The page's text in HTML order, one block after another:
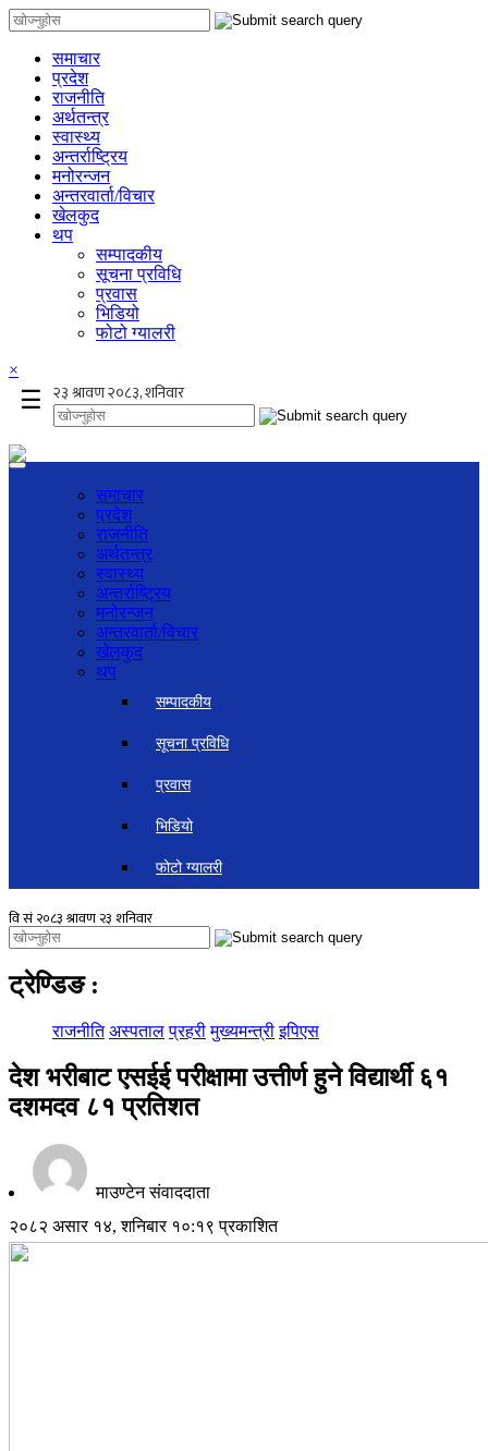
समाचार
प्रदेश
राजनीति
अर्थतन्त्र
स्वास्थ्य
अन्तर्राष्ट्रिय
मनोरन्जन
अन्तरवार्ता/विचार
खेलकुद
थप
सम्पादकीय
सूचना प्रविधि
प्रवास
भिडियो
फोटो ग्यालरी
×
☰
समाचार
प्रदेश
राजनीति
अर्थतन्त्र
स्वास्थ्य
अन्तर्राष्ट्रिय
मनोरन्जन
अन्तरवार्ता/विचार
खेलकुद
थप
सम्पादकीय
सूचना प्रविधि
प्रवास
भिडियो
फोटो ग्यालरी
ट्रेण्डिङ :
राजनीति अस्पताल प्रहरी मुख्यमन्त्री इपिएस
देश भरीबाट एसईई परीक्षामा उत्तीर्ण हुने विद्यार्थी ६१
दशमदव ८१ प्रतिशत
माउण्टेन संवाददाता
२०८२ असार १४, शनिबार १०:१९ प्रकाशित